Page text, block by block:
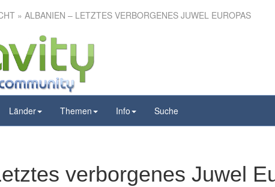
» ALBANIEN – LETZTES VERBORGENES JUWEL EUROPAS
Länder Themen Info Suche
– Letztes
Juwel Europas
verborgenes Juwel